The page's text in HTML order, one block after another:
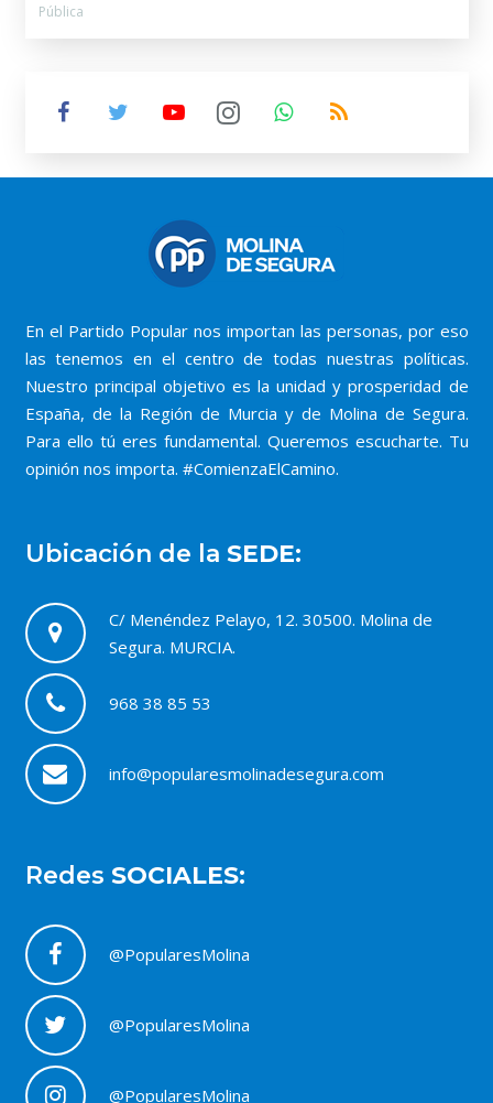
Pública
En el Partido Popular nos importan las personas, por eso
las tenemos en el centro de todas nuestras políticas.
Nuestro principal objetivo es la unidad y prosperidad de
España, de la Región de Murcia y de Molina de Segura.
Para ello tú eres fundamental. Queremos escucharte. Tu
opinión nos importa. #ComienzaElCamino.
Ubicación de la SEDE:
C/ Menéndez Pelayo, 12. 30500. Molina de
Segura. MURCIA.
968 38 85 53
info@popularesmolinadesegura.com
Redes SOCIALES:
@PopularesMolina
@PopularesMolina
@PopularesMolina